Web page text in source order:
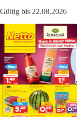
Gültig bis 22.08.2026